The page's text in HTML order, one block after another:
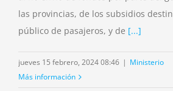
las provincias, de los subsidios
público de pasajeros, y de [...]
jueves 15 febrero, 2024 08:46 | Ministerio
Más información